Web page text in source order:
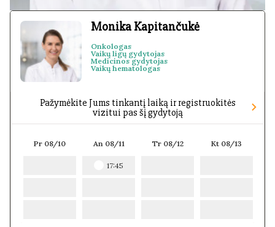
Monika Kapitančukė
Onkologas
Vaikų ligų gydytojas
Medicinos gydytojas
Vaikų hematologas
Pažymėkite Jums tinkantį laiką ir registruokitės
vizitui pas šį gydytoją
Pr 08/10 An 08/11
17:45
Tr 08/12 Kt 08/13